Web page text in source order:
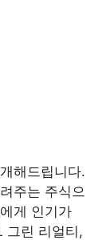
해드립니다.
주는 주식으
게 인기가
그린 리얼티,